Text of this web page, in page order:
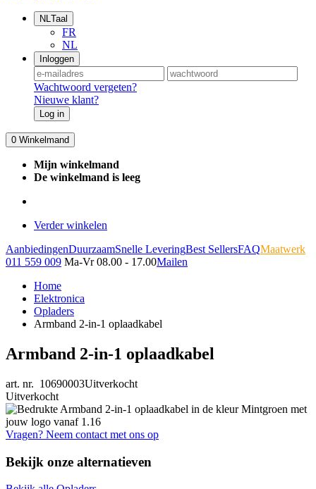
NLTaal
FR
NL
Inloggen
Wachtwoord vergeten?
Nieuwe klant?
Log in
0 Winkelmand
Mijn winkelmand
De winkelmand is leeg
Verder winkelen
AanbiedingenDuurzaamSnelle LeveringBest SellersFAQMaatwerk
011 559 009 Ma-Vr 08.00 - 17.00Mailen
Home
Elektronica
Opladers
Armband 2-in-1 oplaadkabel
Armband 2-in-1 oplaadkabel
art. nr. 10690003Uitverkocht
Uitverkocht
Vragen? Neem contact met ons op
Bekijk onze alternatieven